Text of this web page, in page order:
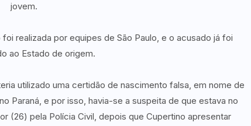
jovem.
realizada por equipes de São Paulo, e o acusado já foi
ao Estado de origem.
utilizado uma certidão de nascimento falsa, em nome de
Paraná, e por isso, havia-se a suspeita de que estava no
(26) pela Polícia Civil, depois que Cupertino apresentar